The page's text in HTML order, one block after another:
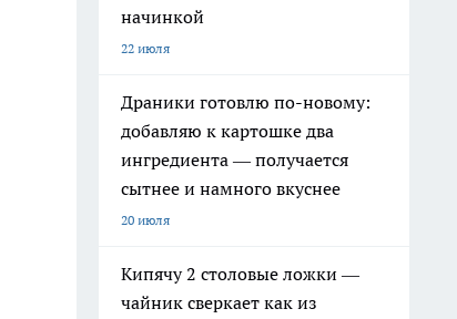
начинкой
22 июля
Драники готовлю по-новому:
добавляю к картошке два
ингредиента — получается
сытнее и намного вкуснее
20 июля
Кипячу 2 столовые ложки —
чайник сверкает как из